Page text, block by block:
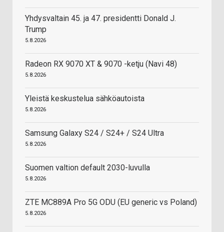
Yhdysvaltain 45. ja 47. presidentti Donald J.
Trump
5.8.2026
Radeon RX 9070 XT & 9070 -ketju (Navi 48)
5.8.2026
Yleistä keskustelua sähköautoista
5.8.2026
Samsung Galaxy S24 / S24+ / S24 Ultra
5.8.2026
Suomen valtion default 2030-luvulla
5.8.2026
ZTE MC889A Pro 5G ODU (EU generic vs Poland)
5.8.2026